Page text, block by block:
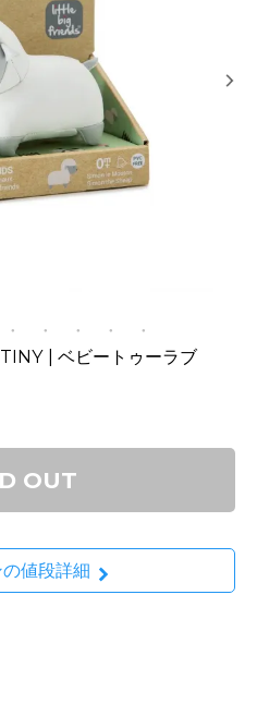
| ベビートゥーラブ
OUT
値段詳細